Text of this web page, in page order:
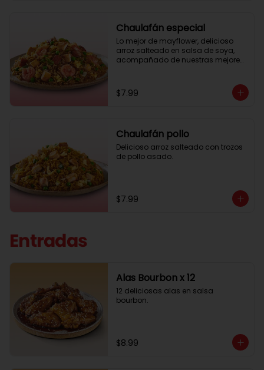
Chaulafán especial
Lo mejor de mayflower, delicioso
arroz salteado en salsa de soya,
acompañado de nuestras mejores
$7.99
Chaulafán pollo
Delicioso arroz salteado con trozos
de pollo asado.
$7.99
Entradas
Alas Bourbon x 12
12 deliciosas alas en salsa
bourbon.
$8.99